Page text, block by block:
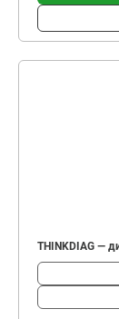
THINKDIAG —